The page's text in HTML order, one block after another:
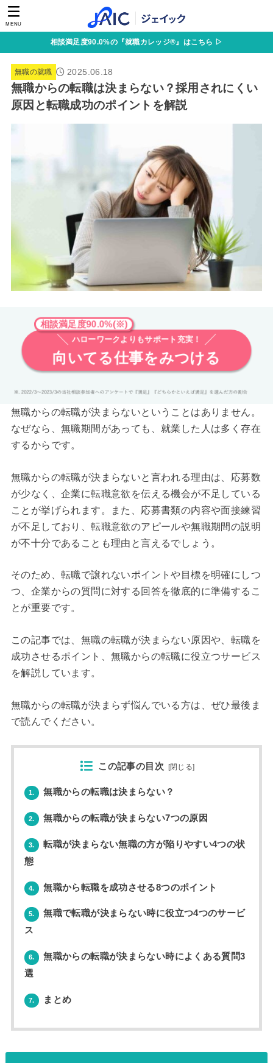
MENU
相談満足度90.0%の『就職カレッジ®』はこちら ▷
無職の就職 2025.06.18
無職からの転職は決まらない？採用されにくい
原因と転職成功のポイントを解説
相談満足度90.0%(※)
ハローワークよりもサポート充実！
向いてる仕事をみつける
無職からの転職が決まらないということはありません。
なぜなら、無職期間があっても、就業した人は多く存在
するからです。
無職からの転職が決まらないと言われる理由は、応募数
が少なく、企業に転職意欲を伝える機会が不足している
ことが挙げられます。また、応募書類の内容や面接練習
が不足しており、転職意欲のアピールや無職期間の説明
が不十分であることも理由と言えるでしょう。
そのため、転職で譲れないポイントや目標を明確にしつ
つ、企業からの質問に対する回答を徹底的に準備するこ
とが重要です。
この記事では、無職の転職が決まらない原因や、転職を
成功させるポイント、無職からの転職に役立つサービス
を解説しています。
無職からの転職が決まらず悩んでいる方は、ぜひ最後ま
で読んでください。
この記事の目次 [閉じる]
1. 無職からの転職は決まらない？
2. 無職からの転職が決まらない7つの原因
3.
転職が決まらない無職の方が陥りやすい4つの状
態
4. 無職から転職を成功させる8つのポイント
5.
無職で転職が決まらない時に役立つ4つのサービ
ス
6.
無職からの転職が決まらない時によくある質問3
選
7. まとめ